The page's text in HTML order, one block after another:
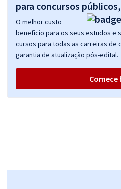
para concursos
O melhor custo
benefício para os seus estudos e
cursos para todas as carreiras de
garantia de atualização pós-edital.
Comece